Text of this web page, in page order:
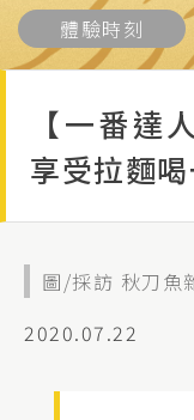
體驗時刻
【一番達
享受拉麵喝
圖/採訪 秋刀魚
2020.07.22